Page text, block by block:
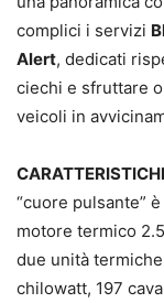
complici i servizi
Alert, dedicati
ciechi e sfruttare
veicoli in
“cuore pulsante” è
motore termico
due unità
chilowatt, 197